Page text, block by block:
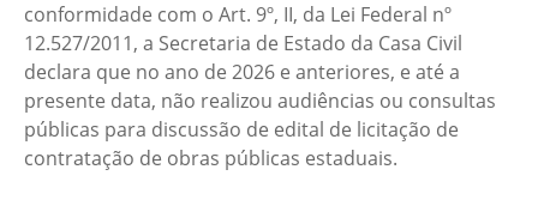
conformidade com o Art. 9º, II, da Lei Federal nº
12.527/2011, a Secretaria de Estado da Casa Civil
declara que no ano de 2026 e anteriores, e até a
presente data, não realizou audiências ou consultas
públicas para discussão de edital de licitação de
contratação de obras públicas estaduais.